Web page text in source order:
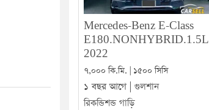
Mercedes-Benz E-Class
E180.NONHYBRID.1.5L
2022
৭,০০০ কি.মি. | ১৫০০ সিসি
১ বছর আগে | গুলশান
রিকন্ডিশন্ড গাড়ি